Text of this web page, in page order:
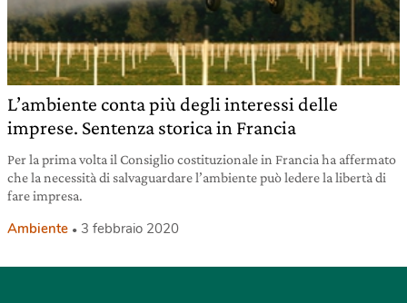
L’ambiente conta più degli interessi delle
imprese. Sentenza storica in Francia
Per la prima volta il Consiglio costituzionale in Francia ha affermato
che la necessità di salvaguardare l’ambiente può ledere la libertà di
fare impresa.
Ambiente 3 febbraio 2020